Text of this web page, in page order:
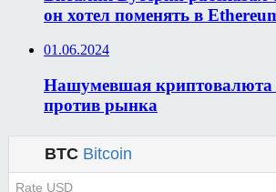
он хотел поменять в
01.06.2024
Нашумевшая криптовалюта
против рынка